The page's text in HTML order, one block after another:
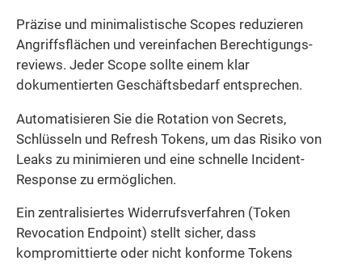
Präzise und minimalistische Scopes reduzieren
Angriffsflächen und vereinfachen Berechtigungs­
reviews. Jeder Scope sollte einem klar
dokumentierten Geschäfts­bedarf entsprechen.
Automatisieren Sie die Rotation von Secrets,
Schlüsseln und Refresh Tokens, um das Risiko von
Leaks zu minimieren und eine schnelle Incident-
Response zu ermöglichen.
Ein zentralisiertes Widerrufs­verfahren (Token
Revocation Endpoint) stellt sicher, dass
kompromittierte oder nicht konforme Tokens